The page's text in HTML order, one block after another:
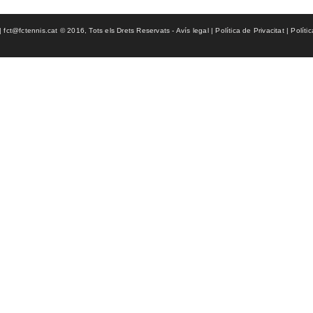
© 2016, Tots els Drets Reservats - Avís legal | Política de Privacitat |